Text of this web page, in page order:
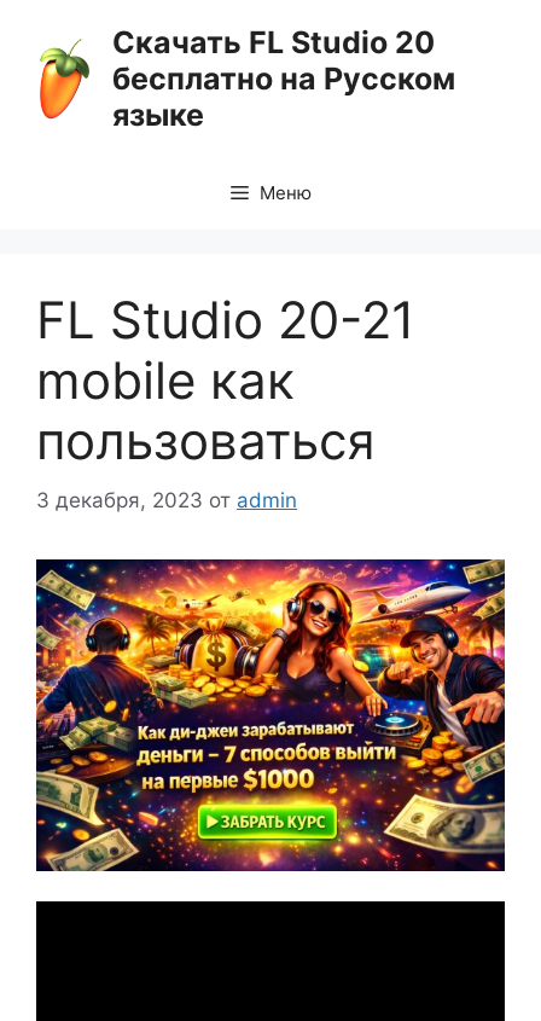
содержимому
Скачать FL Studio 20
бесплатно на Русском
языке
Меню
FL Studio 20-21
mobile как
пользоваться
3 декабря, 2023 от admin